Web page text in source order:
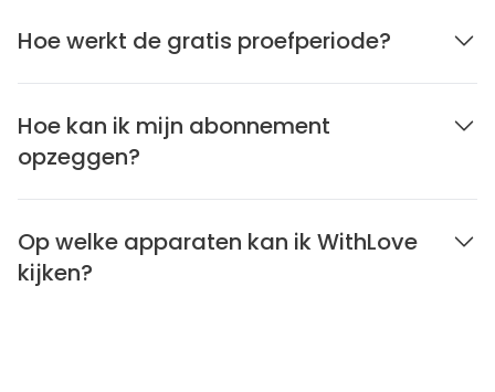
Hoe werkt de gratis proefperiode?
Hoe kan ik mijn abonnement
opzeggen?
Op welke apparaten kan ik WithLove
kijken?